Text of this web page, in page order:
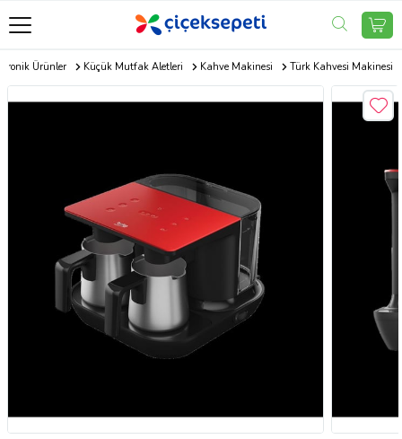
Ürünler Küçük Mutfak Aletleri Kahve Makinesi Türk Kahvesi Makinesi